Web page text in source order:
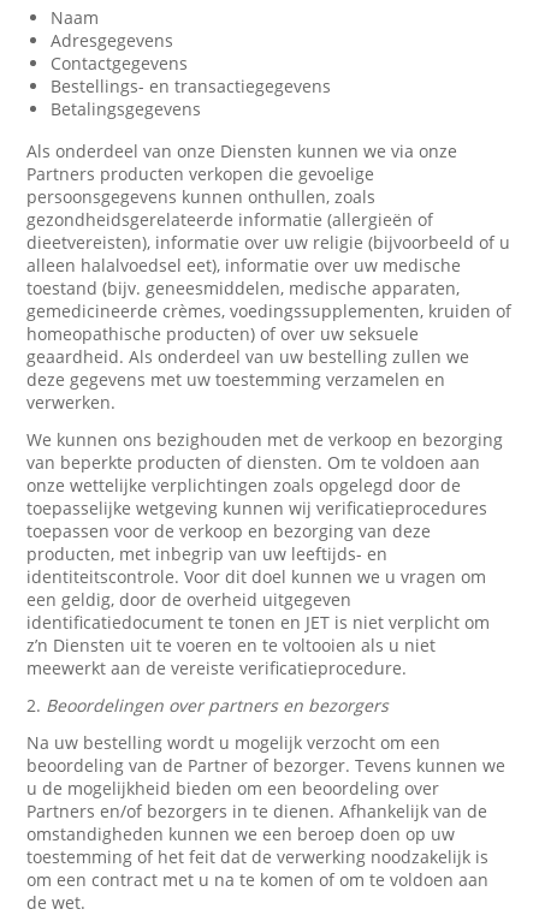
Naam
Adresgegevens
Contactgegevens
Bestellings- en transactiegegevens
Betalingsgegevens
Als onderdeel van onze Diensten kunnen we via onze
Partners producten verkopen die gevoelige
persoonsgegevens kunnen onthullen, zoals
gezondheidsgerelateerde informatie (allergieën of
dieetvereisten), informatie over uw religie (bijvoorbeeld of u
alleen halalvoedsel eet), informatie over uw medische
toestand (bijv. geneesmiddelen, medische apparaten,
gemedicineerde crèmes, voedingssupplementen, kruiden of
homeopathische producten) of over uw seksuele
geaardheid. Als onderdeel van uw bestelling zullen we
deze gegevens met uw toestemming verzamelen en
verwerken.
We kunnen ons bezighouden met de verkoop en bezorging
van beperkte producten of diensten. Om te voldoen aan
onze wettelijke verplichtingen zoals opgelegd door de
toepasselijke wetgeving kunnen wij verificatieprocedures
toepassen voor de verkoop en bezorging van deze
producten, met inbegrip van uw leeftijds- en
identiteitscontrole. Voor dit doel kunnen we u vragen om
een geldig, door de overheid uitgegeven
identificatiedocument te tonen en JET is niet verplicht om
z’n Diensten uit te voeren en te voltooien als u niet
meewerkt aan de vereiste verificatieprocedure.
2. Beoordelingen over partners en bezorgers
Na uw bestelling wordt u mogelijk verzocht om een
beoordeling van de Partner of bezorger. Tevens kunnen we
u de mogelijkheid bieden om een beoordeling over
Partners en/of bezorgers in te dienen. Afhankelijk van de
omstandigheden kunnen we een beroep doen op uw
toestemming of het feit dat de verwerking noodzakelijk is
om een contract met u na te komen of om te voldoen aan
de wet.